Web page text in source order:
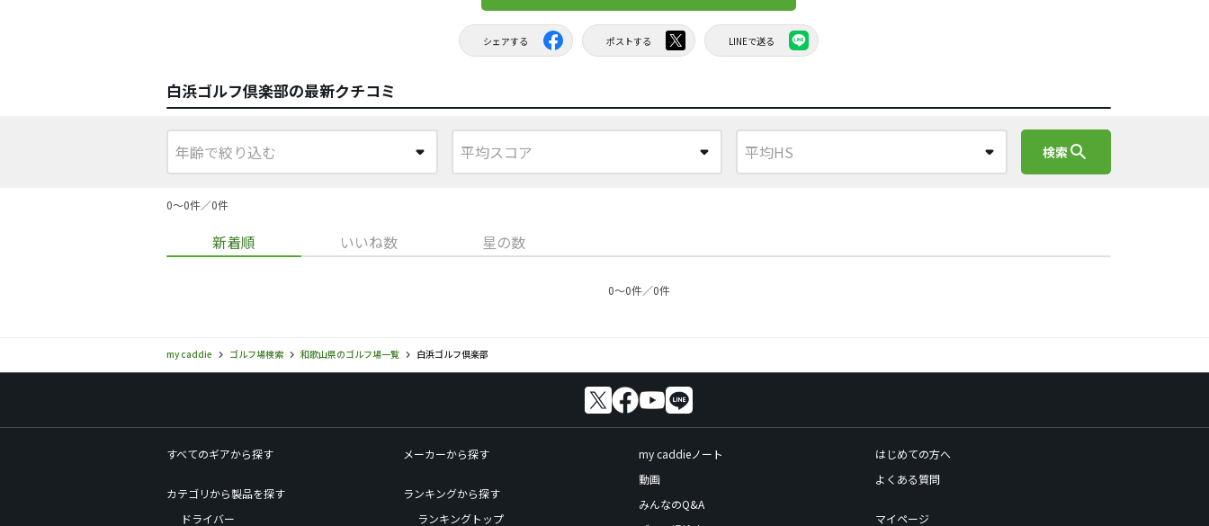
シェアする ポストする LINEで送る
白浜ゴルフ倶楽部の最新クチコミ
検索search
0〜0件／0件
新着順 いいね数 星の数
0〜0件／0件
my caddie ゴルフ場検索 和歌山県のゴルフ場一覧 白浜ゴルフ倶楽部
すべてのギアから探す
カテゴリから製品を探す
ドライバー
メーカーから探す
ランキングから探す
ランキングトップ
my caddieノート
動画
みんなのQ&A
はじめての方へ
よくある質問
マイページ